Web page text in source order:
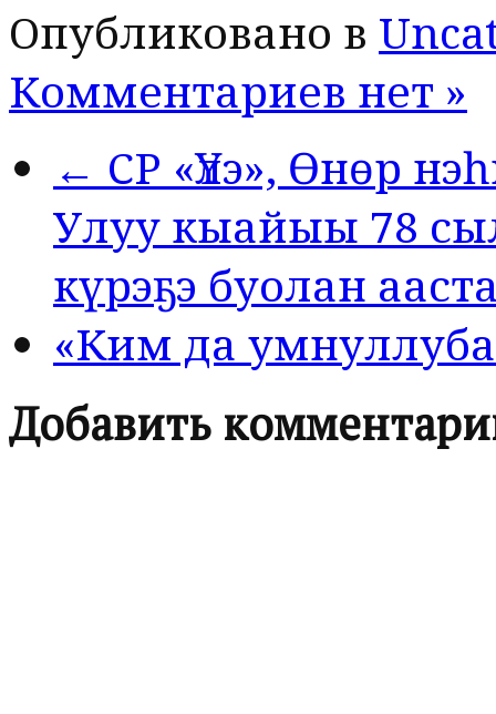
Опубликовано в
Комментариев нет »
← СР «Үлэ», Өнөр
Улуу кыайыы 78
күрэҕэ буолан
«Ким да
Добавить